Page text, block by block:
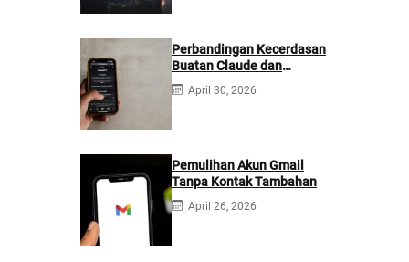
Perbandingan Kecerdasan
Buatan Claude dan
ChatGPT: Mana yang
Lebih Baik?
April 30, 2026
Pemulihan Akun Gmail
Tanpa Kontak Tambahan
April 26, 2026